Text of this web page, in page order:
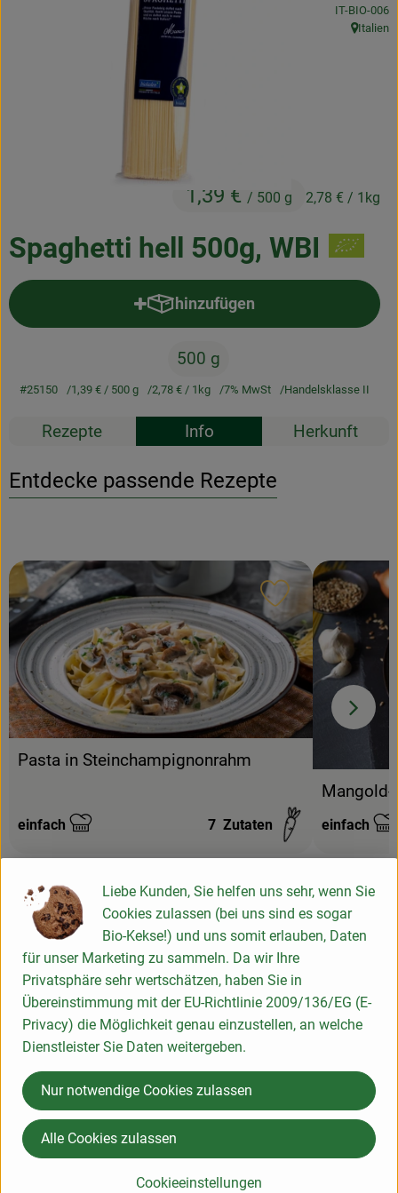
So geht’s
Über uns
Spaghetti hell 500g, WBI
1,39 € / 500 g 2,78 € / 1kg
,IT-BIO-006
,
Italien
hinzufügen
Produkt zum Warenkorb
500 g
#25150 1,39 € / 500 g 2,78 € / 1kg 7% MwSt Handelsklasse II
Rezepte Info Herkunft
Entdecke passende Rezepte
Pasta in Steinchampignonrahm
Schwierigkeit:
einfach 7 Zutaten
Rezept zu
einfach
Info
Produktinformationen
Zutaten
Nährwert-Info
Liebe Kunden, Sie helfen uns sehr, wenn Sie
Cookies zulassen (bei uns sind es sogar
Bio-Kekse!) und uns somit erlauben, Daten
für unser Marketing zu sammeln. Da wir Ihre
Privatsphäre sehr wertschätzen, haben Sie in
Übereinstimmung mit der EU-Richtlinie 2009/136/EG (E-
Privacy) die Möglichkeit genau einzustellen, an welche
Dienstleister Sie Daten weitergeben.
Cookieeinstellungen
Nur notwendige Cookies zulassen
Alle Cookies zulassen